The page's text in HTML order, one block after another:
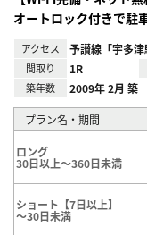
オートロック付きで駐
アクセス 予讃線「宇多津
間取り 1R
築年数 2009年 2月 築
プラン名・期間
ロング
30日以上～360日未満
ショート【7日以上】
～30日未満